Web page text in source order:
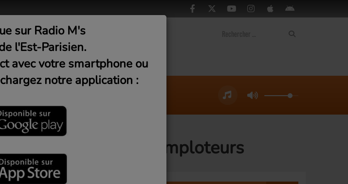
Médias
Scribe Cie Les Comploteurs
sur Radio M's
l'Est-Parisien.
avec votre smartphone ou
notre application :